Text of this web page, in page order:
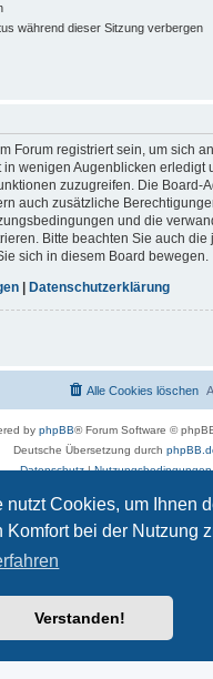
nutzt Cookies, um Ihnen
Komfort bei der Nutzung
Verstanden!
während dieser Sitzung verbergen
Forum registriert sein, um sich
in wenigen Augenblicken erledigt
zuzugreifen. Die Board-
auch zusätzliche
und die
Bitte beachten Sie auch die
sich in diesem Board bewegen.
| Datenschutzerklärung
Alle Cookies löschen
by phpBB® Forum Software ©
Deutsche Übersetzung durch
Datenschutz|Nutzungsbedingungen